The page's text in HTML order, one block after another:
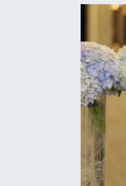
HaberOrtak
Enerjisini Üreten
Endüstri 4.0
Ağır Sanayi